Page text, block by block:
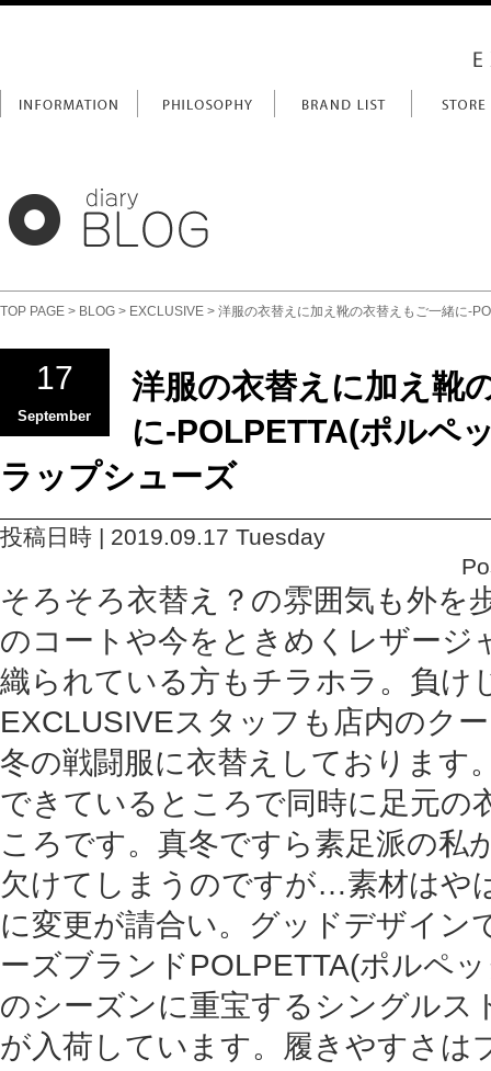
TOP PAGE > BLOG > EXCLUSIVE > 洋服の衣替えに加え靴の衣替えもご一緒に-
17
September
洋服の衣替えに加え靴
に-POLPETTA(ポルペ
ラップシューズ
投稿日時 | 2019.09.17 Tuesday
そろそろ衣替え？の雰囲気も外を
のコートや今をときめくレザージ
織られている方もチラホラ。負け
EXCLUSIVEスタッフも店内のク
冬の戦闘服に衣替えしております
できているところで同時に足元の
ころです。真冬ですら素足派の私
欠けてしまうのですが…素材はや
に変更が請合い。グッドデザイン
ーズブランドPOLPETTA(ポルペ
のシーズンに重宝するシングルス
が入荷しています。履きやすさは